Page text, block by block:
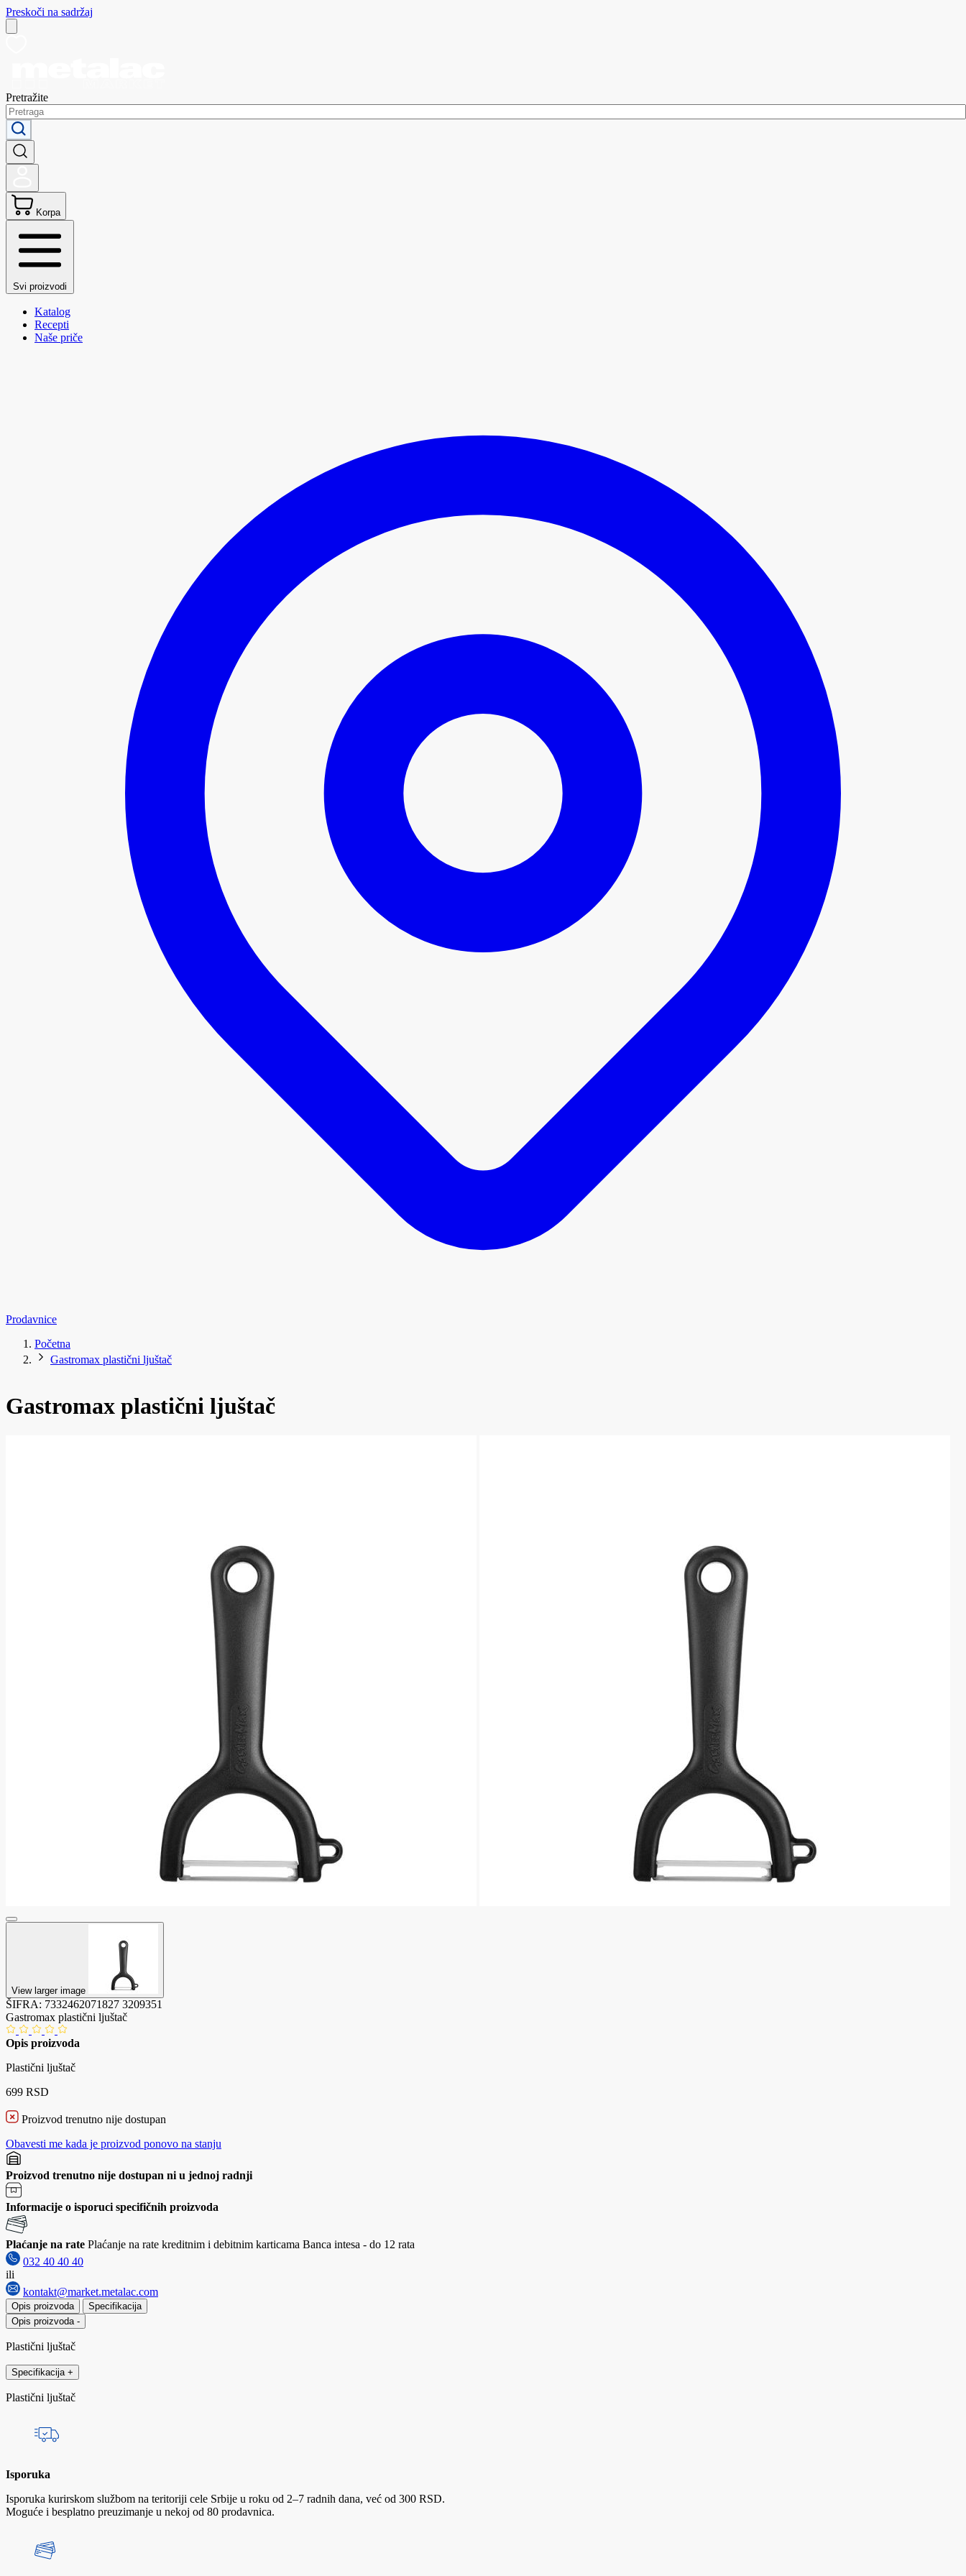
Preskoči na sadržaj
Pretražite
Korpa
Svi proizvodi
Katalog
Recepti
Naše priče
Prodavnice
Početna
Gastromax plastični ljuštač
Gastromax plastični ljuštač
View larger image
ŠIFRA: 7332462071827 3209351
Gastromax plastični ljuštač
Opis proizvoda
Plastični ljuštač
699 RSD
Proizvod trenutno nije dostupan
Obavesti me kada je proizvod ponovo na stanju
Proizvod trenutno nije dostupan ni u jednoj radnji
Informacije o isporuci specifičnih proizvoda
Plaćanje na rate Plaćanje na rate kreditnim i debitnim karticama Banca intesa - do 12 rata
032 40 40 40
ili
kontakt@market.metalac.com
Opis proizvoda
Specifikacija
Opis proizvoda -
Plastični ljuštač
Specifikacija +
Plastični ljuštač
Isporuka
Isporuka kurirskom službom na teritoriji cele Srbije u roku od 2–7 radnih dana, već od 300 RSD.
Moguće i besplatno preuzimanje u nekoj od 80 prodavnica.